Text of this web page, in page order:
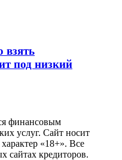
взять
под низкий
финансовым
услуг. Сайт носит
«18+». Все
сайтах кредиторов.